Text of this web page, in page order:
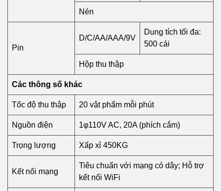
Nén
Pin
D/C/AA/AAA/9V
Dung tích tối đa:
500 cái
Hộp thu thập
Các thông số khác
Tốc độ thu thập 20 vật phẩm mỗi phút
Nguồn điện 1φ110V AC, 20A (phích cắm)
Trọng lượng Xấp xỉ 450KG
Kết nối mạng
Tiêu chuẩn với mạng có dây; Hỗ trợ
kết nối WiFi